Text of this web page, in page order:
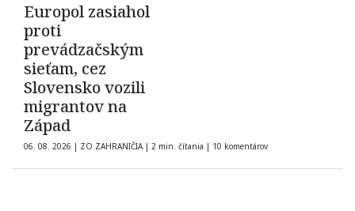
Europol zasiahol
proti
prevádzačským
sieťam, cez
Slovensko vozili
migrantov na
Západ
06. 08. 2026 | ZO ZAHRANIČIA | 2 min. čítania | 10 komentárov